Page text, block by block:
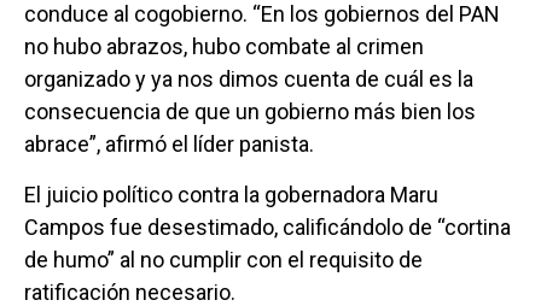
conduce al cogobierno. “En los gobiernos del PAN
no hubo abrazos, hubo combate al crimen
organizado y ya nos dimos cuenta de cuál es la
consecuencia de que un gobierno más bien los
abrace”, afirmó el líder panista.
El juicio político contra la gobernadora Maru
Campos fue desestimado, calificándolo de “cortina
de humo” al no cumplir con el requisito de
ratificación necesario.